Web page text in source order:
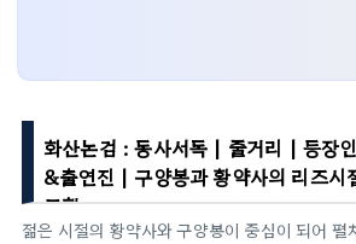
화산논검 : 동사서독 | 줄거리 | 등장
&출연진 | 구양봉과 황약사의 리즈시
모험
젊은 시절의 황약사와 구양봉이 중심이 되어 펼